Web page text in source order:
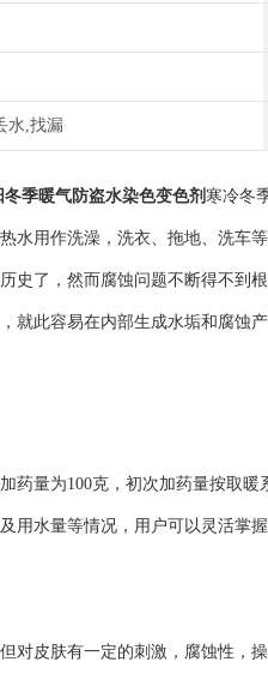
水,找漏
冬季暖气防盗水染色变色剂 寒冷冬
水用作洗澡，洗衣、拖地、洗车
史了，然而腐蚀问题不断得不到
就此容易在内部生成水垢和腐蚀
药量为100克，初次加药量按取
用水量等情况，用户可以灵活掌
对皮肤有一定的刺激，腐蚀性，